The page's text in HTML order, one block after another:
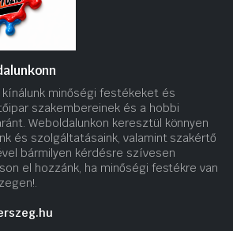
minőségi festékeket és
szakembereinek és a hobbi
Weboldalunkon keresztül könnyen
és szolgáltatásaink, valamint szakértő
bármilyen kérdésre szívesen
el hozzánk, ha minőségi festékre van